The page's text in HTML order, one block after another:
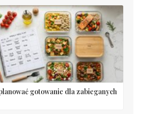
gotowanie dla zabieganych